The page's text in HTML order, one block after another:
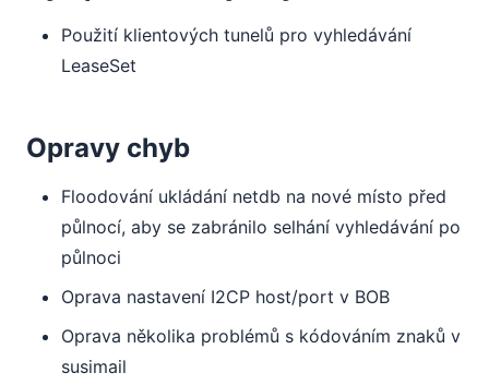
Použití klientových tunelů pro vyhledávání
LeaseSet
Opravy chyb
Floodování ukládání netdb na nové místo před
půlnocí, aby se zabránilo selhání vyhledávání po
půlnoci
Oprava nastavení I2CP host/port v BOB
Oprava několika problémů s kódováním znaků v
susimail